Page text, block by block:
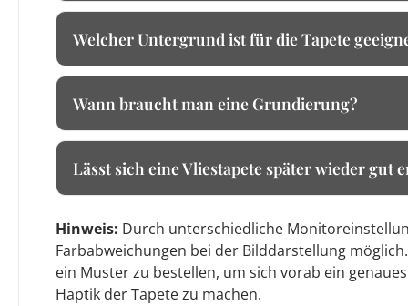
Welcher Untergrund ist für die Tapete
Wann braucht man eine Grundierung?
Lässt sich eine Vliestapete später wieder gut
Hinweis: Durch unterschiedliche
Farbabweichungen bei der Bilddarstellung
ein Muster zu bestellen, um sich vorab ein
Haptik der Tapete zu machen.